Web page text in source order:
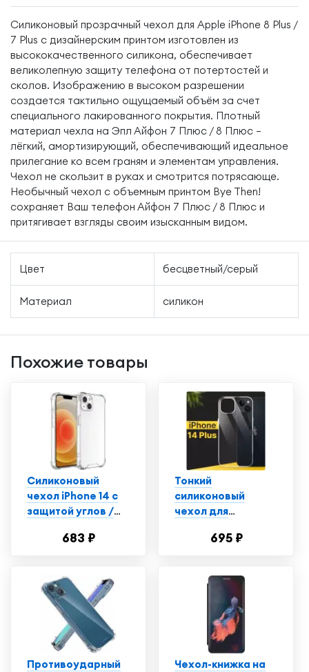
Силиконовый прозрачный чехол для Apple iPhone 8 Plus /
7 Plus с дизайнерским принтом изготовлен из
высококачественного силикона, обеспечивает
великолепную защиту телефона от потертостей и
сколов. Изображению в высоком разрешении
создается тактильно ощущаемый объём за счет
специального лакированного покрытия. Плотный
материал чехла на Эпл Айфон 7 Плюс / 8 Плюс –
лёгкий, амортизирующий, обеспечивающий идеальное
прилегание ко всем граням и элементам управления.
Чехол не скользит в руках и смотрится потрясающе.
Необычный чехол с объемным принтом Bye Then!
сохраняет Ваш телефон Айфон 7 Плюс / 8 Плюс и
притягивает взгляды своим изысканным видом.
Цвет бесцветный/серый
Материал силикон
Похожие товары
Силиконовый
чехол iPhone 14 с
защитой углов /
на Айфон 14
683 ₽
Тонкий
силиконовый
чехол для
iPhone 14 Plus /
телефона Эпл
Айфон 14 Плюс с
защитой от
прилипания /
Прозрачный
695 ₽
Противоударный
Чехол-книжка на